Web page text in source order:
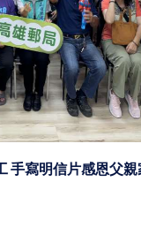
知名電台為期兩天